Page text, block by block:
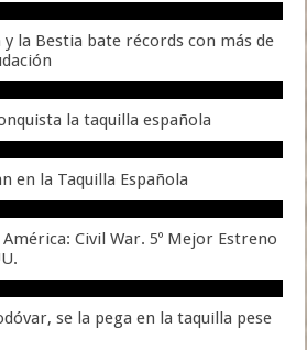
y la Bestia bate récords con más de
la taquilla española
en la Taquilla Española
Civil War. 5º Mejor Estreno
se la pega en la taquilla pese